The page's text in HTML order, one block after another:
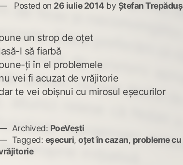
Posted on 26 iulie 2014 by Ștefan Trepăduș
un strop de oţet
l să fiarbă
ţi în el problemele
vei fi acuzat de vrăjitorie
te vei obişnui cu mirosul eşecurilor
Archived: PoeVești
Tagged: eşecuri,oţet în cazan, probleme